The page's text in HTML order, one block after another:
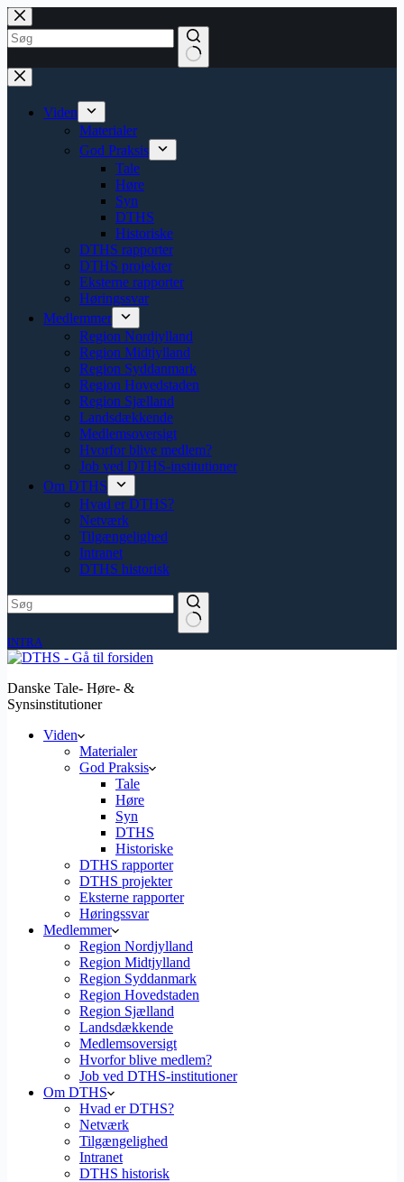
Spring
til
indhold
siden
Ingen
resultater
Viden
Materialer
God Praksis
Tale
Høre
Syn
DTHS
Historiske
DTHS rapporter
DTHS projekter
Eksterne rapporter
Høringssvar
Medlemmer
Region Nordjylland
Region Midtjylland
Region Syddanmark
Region Hovedstaden
Region Sjælland
Landsdækkende
Medlemsoversigt
Hvorfor blive medlem?
Job ved DTHS-institutioner
Om DTHS
Hvad er DTHS?
Netværk
Tilgængelighed
Intranet
DTHS historisk
INTRA
Danske Tale- Høre- &
Synsinstitutioner
Viden
Materialer
God Praksis
Tale
Høre
Syn
DTHS
Historiske
DTHS rapporter
DTHS projekter
Eksterne rapporter
Høringssvar
Medlemmer
Region Nordjylland
Region Midtjylland
Region Syddanmark
Region Hovedstaden
Region Sjælland
Landsdækkende
Medlemsoversigt
Hvorfor blive medlem?
Job ved DTHS-institutioner
Om DTHS
Hvad er DTHS?
Netværk
Tilgængelighed
Intranet
DTHS historisk